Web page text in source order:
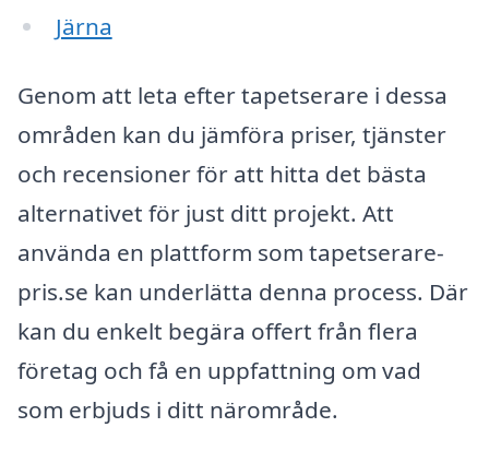
Järna
Genom att leta efter tapetserare i dessa
områden kan du jämföra priser, tjänster
och recensioner för att hitta det bästa
alternativet för just ditt projekt. Att
använda en plattform som tapetserare-
pris.se kan underlätta denna process. Där
kan du enkelt begära offert från flera
företag och få en uppfattning om vad
som erbjuds i ditt närområde.